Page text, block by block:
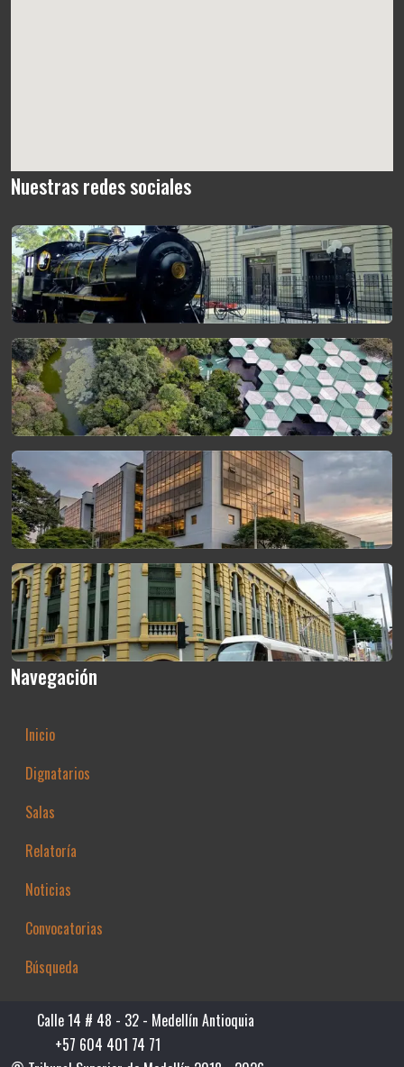
Nuestras redes sociales
Navegación
Inicio
Dignatarios
Salas
Relatoría
Noticias
Convocatorias
Búsqueda
Calle 14 # 48 - 32 - Medellín Antioquia
+57 604 401 74 71